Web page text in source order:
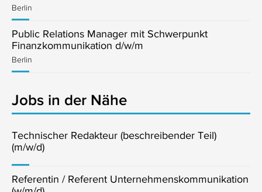
Berlin
Public Relations Manager mit Schwerpunkt
Finanzkommunikation d/w/m
Berlin
Jobs in der Nähe
Technischer Redakteur (beschreibender Teil)
(m/w/d)
Referentin / Referent Unternehmenskommunikation